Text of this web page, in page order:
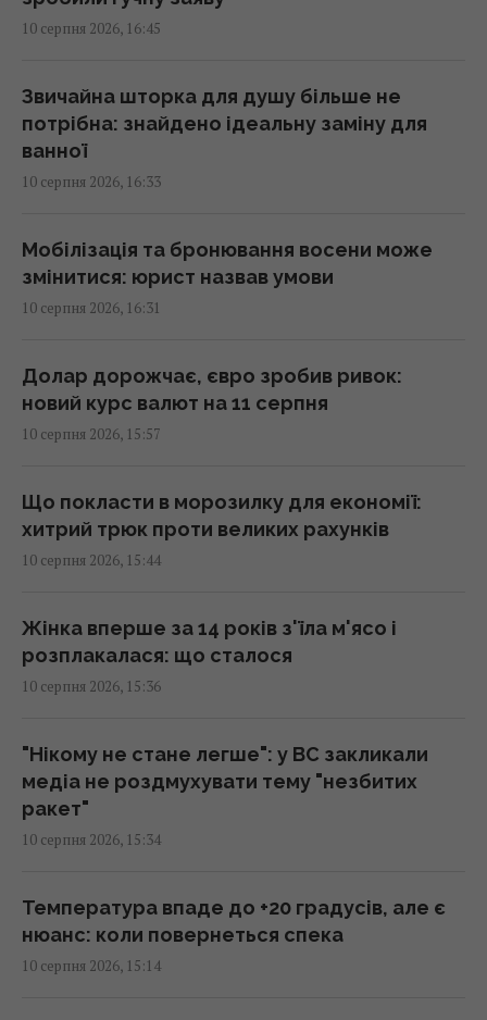
У якому віці дитину можна залишати вдома
15:56 понеділок, 10 серпня 2026
Один старий якір затримав будівництво
тунелю під затокою на 241 день
На японському острові створили рай для
кроликів, але згодом з’явилися несподівані
15:40 понеділок, 10 серпня 2026
Простій Червоноградської ЦЗФ залишає
депутат
15:33 понеділок, 10 серпня 2026
агроекспорт з України слідом за морським,
– ISW
15:32 понеділок, 10 серпня 2026
ШІ вирішуватиме, чим збивати дрони й
ракети: як працюватиме "Купол
Мікеланджело", - експерт
15:32 понеділок, 10 серпня 2026
В Антарктиді знайшли понад 45 тисяч
метеоритів, і зовсім не тому, що вони
частіше падають
10 серпня 2026, 16:45
Звичайна шторка для душу більше не
потрібна: знайдено ідеальну заміну для
ванної
10 серпня 2026, 16:33
Мобілізація та бронювання восени може
змінитися: юрист назвав умови
10 серпня 2026, 16:31
Долар дорожчає, євро зробив ривок:
новий курс валют на 11 серпня
10 серпня 2026, 15:57
Що покласти в морозилку для економії:
хитрий трюк проти великих рахунків
10 серпня 2026, 15:44
Жінка вперше за 14 років з'їла м'ясо і
розплакалася: що сталося
10 серпня 2026, 15:36
"Нікому не стане легше": у ВС закликали
медіа не роздмухувати тему "незбитих
ракет"
10 серпня 2026, 15:34
Температура впаде до +20 градусів, але є
нюанс: коли повернеться спека
10 серпня 2026, 15:14